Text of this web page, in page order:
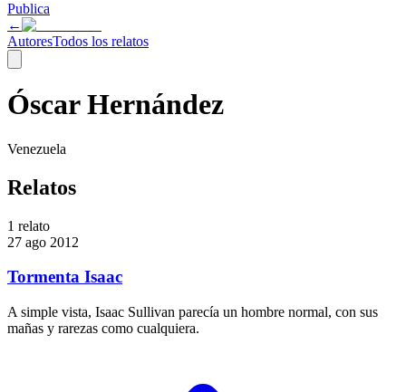
Publica
←
AutoresTodos los relatos
Óscar Hernández
Venezuela
Relatos
1 relato
27 ago 2012
Tormenta Isaac
A simple vista, Isaac Sullivan parecía un hombre normal, con sus
mañas y rarezas como cualquiera.